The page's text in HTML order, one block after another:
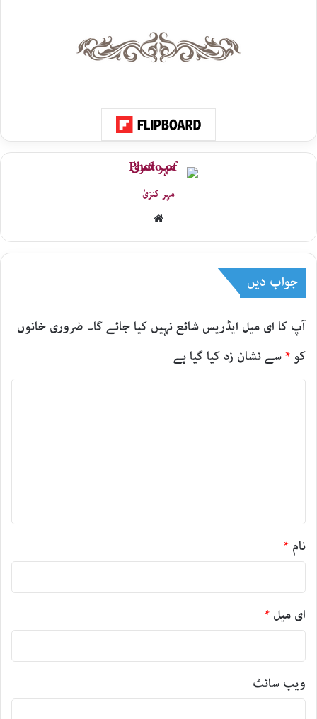
مہر کنزیٰ
جواب دیں
آپ کا ای میل ایڈریس شائع نہیں کیا جائے گا۔ ضروری خانوں
کو *سے نشان زد کیا گیا ہے
نام *
ای میل *
ویب‌ سائٹ